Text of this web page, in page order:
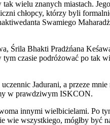
wielu znanych miastach.
chłopcy, którzy byli
Swamiego
Śrila Bhakti Pradżńana
czasie podróżować po tak
Jadurani, a przeze
w prawdziwym ISKCON.
innymi wielbicielami. Po
wszystkiego, mógłby być